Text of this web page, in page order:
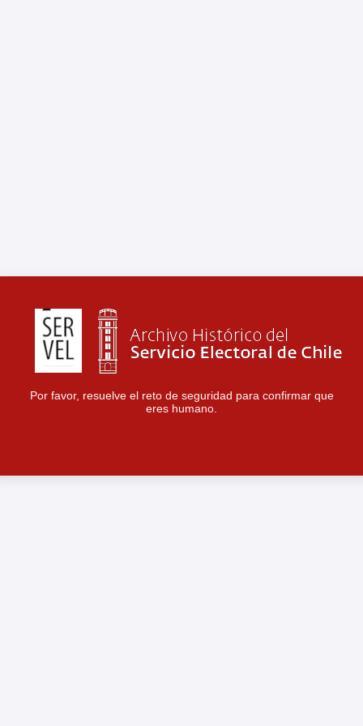
Por favor, resuelve el reto de seguridad para confirmar que
eres humano.